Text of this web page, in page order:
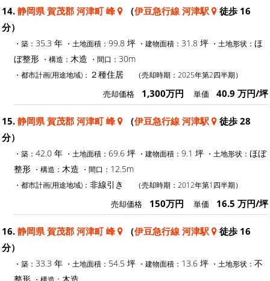
14. 静岡県 賀茂郡 河津町 峰 （伊豆急行線 河津駅
徒歩 16
分）
・築： 35.3 年 ・土地面積： 99.8 坪 ・建物面積： 31.8 坪 ・土地形状： ほ
ぼ整形 ・構造： 木造 ・間口： 30m
・都市計画(用途地域)： ２種住居 （売却時期：2025年第2四半期）
売却価格 1,300万円 単価 40.9 万円/坪
15. 静岡県 賀茂郡 河津町 峰 （伊豆急行線 河津駅
徒歩 28
分）
・築： 42.0 年 ・土地面積： 69.6 坪 ・建物面積： 9.1 坪 ・土地形状： ほぼ
整形 ・構造： 木造 ・間口： 12.5m
・都市計画(用途地域)： 非線引き （売却時期：2012年第1四半期）
売却価格 150万円 単価 16.5 万円/坪
16. 静岡県 賀茂郡 河津町 峰 （伊豆急行線 河津駅
徒歩 16
分）
・築： 33.3 年 ・土地面積： 54.5 坪 ・建物面積： 13.6 坪 ・土地形状： 不